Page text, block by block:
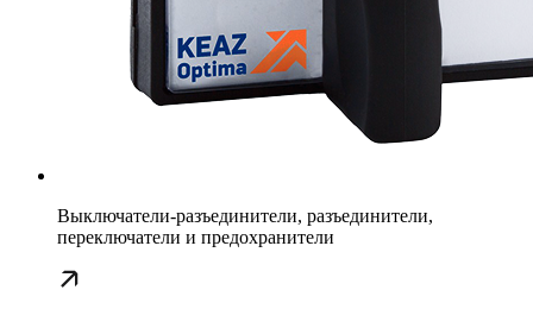
Выключатели-разъединители, разъединители,
переключатели и предохранители